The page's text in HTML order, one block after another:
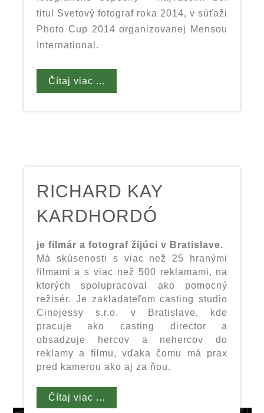
titul Svetový fotograf roka 2014, v súťaži
Photo Cup 2014 organizovanej Mensou
International.
Čítaj viac ...
RICHARD KAY
KARDHORDÓ
je filmár a fotograf žijúci v Bratislave.
Má skúsenosti s viac než 25 hranými
filmami a s viac než 500 reklamami, na
ktorých spolupracoval ako pomocný
režisér. Je zakladateľom casting studio
Cinejessy s.r.o. v Bratislave, kde
pracuje ako casting director a
obsadzuje hercov a nehercov do
reklamy a filmu, vďaka čomu má prax
pred kamerou ako aj za ňou.
Čítaj viac ...